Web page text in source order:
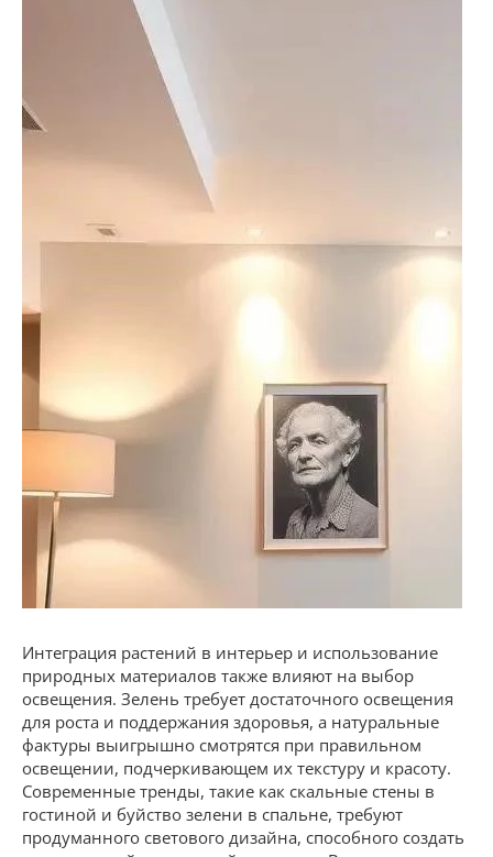
Интеграция растений в интерьер и использование
природных материалов также влияют на выбор
освещения. Зелень требует достаточного освещения
для роста и поддержания здоровья, а натуральные
фактуры выигрышно смотрятся при правильном
освещении, подчеркивающем их текстуру и красоту.
Современные тренды, такие как скальные стены в
гостиной и буйство зелени в спальне, требуют
продуманного светового дизайна, способного создать